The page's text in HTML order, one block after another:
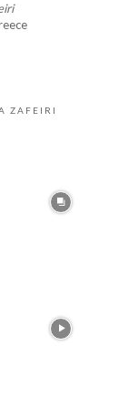
ZAFEIRI